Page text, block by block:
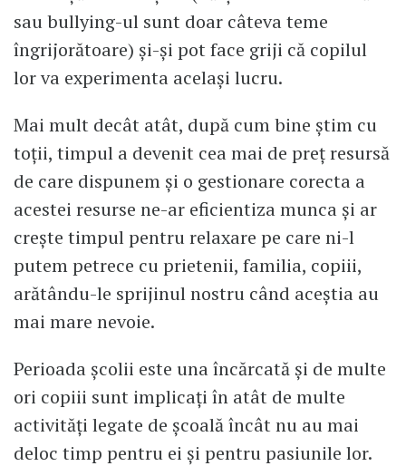
sau bullying-ul sunt doar câteva teme
îngrijorătoare) și-și pot face griji că copilul
lor va experimenta același lucru.
Mai mult decât atât, după cum bine știm cu
toții, timpul a devenit cea mai de preț resursă
de care dispunem și o gestionare corecta a
acestei resurse ne-ar eficientiza munca și ar
crește timpul pentru relaxare pe care ni-l
putem petrece cu prietenii, familia, copiii,
arătându-le sprijinul nostru când aceștia au
mai mare nevoie.
Perioada școlii este una încărcată și de multe
ori copiii sunt implicați în atât de multe
activități legate de școală încât nu au mai
deloc timp pentru ei și pentru pasiunile lor.